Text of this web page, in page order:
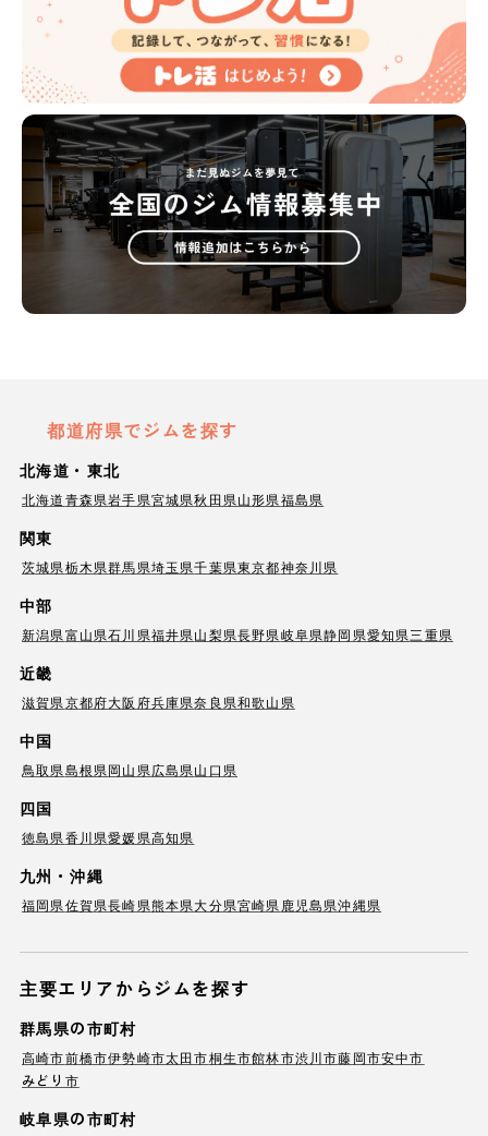
都道府県でジムを探す
北海道・東北
北海道青森県岩手県宮城県秋田県山形県福島県
関東
茨城県栃木県群馬県埼玉県千葉県東京都神奈川県
中部
新潟県富山県石川県福井県山梨県長野県岐阜県静岡県愛知県三重県
近畿
滋賀県京都府大阪府兵庫県奈良県和歌山県
中国
鳥取県島根県岡山県広島県山口県
四国
徳島県香川県愛媛県高知県
九州・沖縄
福岡県佐賀県長崎県熊本県大分県宮崎県 鹿児島県沖縄県
主要エリアからジムを探す
群馬県の市町村
高崎市前橋市伊勢崎市太田市桐生市館林市渋川市藤岡市安中市
みどり市
岐阜県の市町村